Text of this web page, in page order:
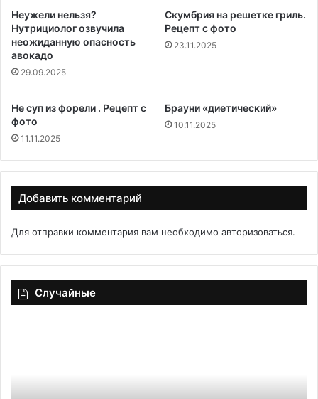
Неужели нельзя?
Нутрициолог озвучила
неожиданную опасность
авокадо
29.09.2025
Скумбрия на решетке гриль.
Рецепт с фото
23.11.2025
Не суп из форели . Рецепт с
фото
11.11.2025
Брауни «диетический»
10.11.2025
Добавить комментарий
Для отправки комментария вам необходимо авторизоваться.
Случайные